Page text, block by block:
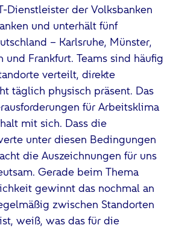
Dienstleister der Volksbanken
und unterhält fünf
– Karlsruhe, Münster,
und Frankfurt. Teams sind häufig
verteilt, direkte
täglich physisch präsent. Das
für Arbeitsklima
mit sich. Dass die
unter diesen Bedingungen
die Auszeichnungen für uns
Gerade beim Thema
gewinnt das nochmal an
zwischen Standorten
weiß, was das für die